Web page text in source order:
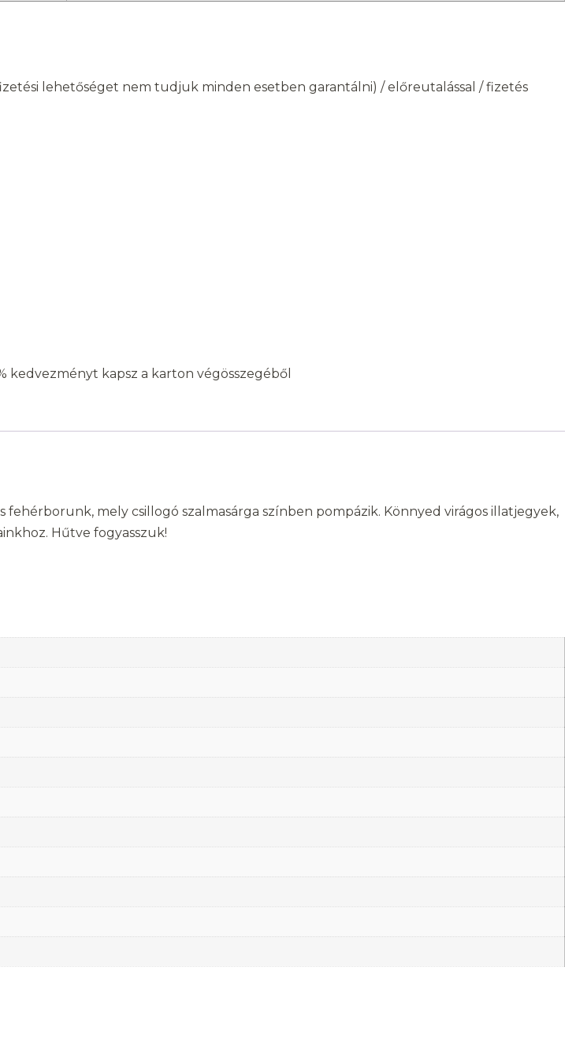
lehetőséget nem tudjuk minden esetben garantálni) / előreutalással / fizetés
kedvezményt kapsz a karton végösszegéből
mely csillogó szalmasárga színben pompázik. Könnyed virágos illatjegyek,
Hűtve fogyasszuk!